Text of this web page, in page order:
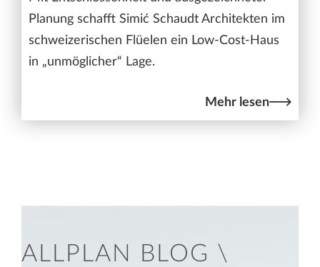
Planung schafft Simić Schaudt Architekten im
schweizerischen Flüelen ein Low-Cost-Haus
in „unmöglicher“ Lage.
Mehr lesen
ALLPLAN BLOG \